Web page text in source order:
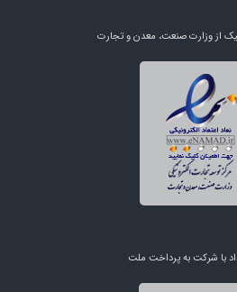
از وزارت صنعت، معدن و تجارت
با شرکت به پرداخت ملت